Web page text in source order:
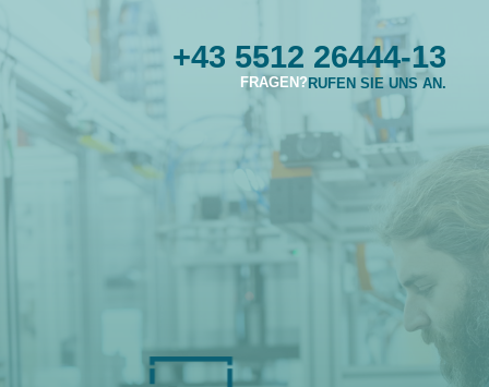
+43 5512 26444-13
RUFEN SIE UNS AN.
FRAGEN?